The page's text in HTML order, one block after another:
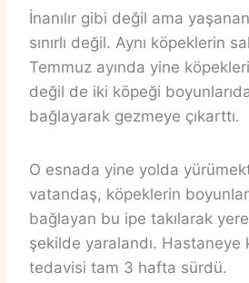
İnanılır gibi değil ama
sınırlı değil. Aynı köpeklerin
Temmuz ayında yine
değil de iki köpeği
bağlayarak gezmeye çıkarttı.
O esnada yine yolda
vatandaş, köpeklerin
bağlayan bu ipe takılarak
şekilde yaralandı. Hastaneye
tedavisi tam 3 hafta sürdü.